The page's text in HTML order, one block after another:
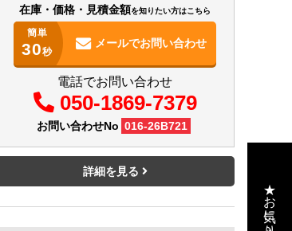
在庫・価格・見積金額を知りたい方はこちら
簡単
30秒
メールでお問い合わせ
電話でお問い合わせ
050-1869-7379
お問い合わせNo 016-26B721
詳細を見る
★お気に入り・閲覧履歴